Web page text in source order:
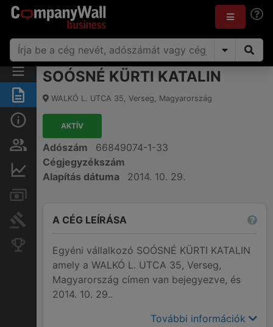
Összegzés
Alap információk
Személyek és tulajdonjog
Pénzügyi információk
Bírósági eljárások
Konkurens cégek
SOÓSNÉ KÜRTI KATALIN
WALKÓ L. UTCA 35, Verseg, Magyarország
AKTÍV
Adószám
66849074-1-33
Cégjegyzékszám
Alapítás dátuma
2014. 10. 29.
A CÉG LEÍRÁSA
Egyéni vállalkozó SOÓSNÉ KÜRTI KATALIN
amely a WALKÓ L. UTCA 35, Verseg,
Magyarország címen van bejegyezve, és
2014. 10. 29..
További információk